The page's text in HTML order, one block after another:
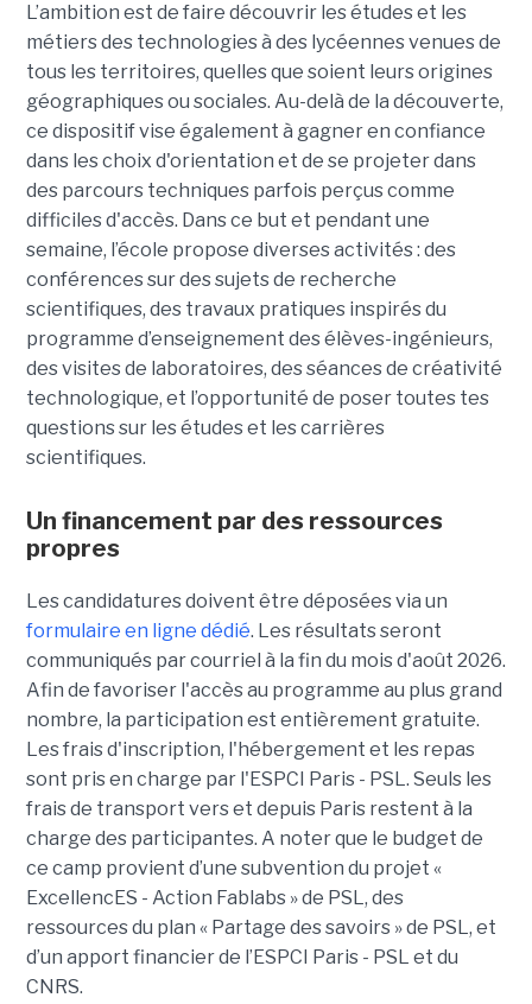
L’ambition est de faire découvrir les études et les
métiers des technologies à des lycéennes venues de
tous les territoires, quelles que soient leurs origines
géographiques ou sociales. Au-delà de la découverte,
ce dispositif vise également à gagner en confiance
dans les choix d'orientation et de se projeter dans
des parcours techniques parfois perçus comme
difficiles d'accès. Dans ce but et pendant une
semaine, l’école propose diverses activités : des
conférences sur des sujets de recherche
scientifiques, des travaux pratiques inspirés du
programme d’enseignement des élèves-ingénieurs,
des visites de laboratoires, des séances de créativité
technologique, et l’opportunité de poser toutes tes
questions sur les études et les carrières
scientifiques.
Un financement par des ressources
propres
Les candidatures doivent être déposées via un
formulaire en ligne dédié. Les résultats seront
communiqués par courriel à la fin du mois d'août 2026.
Afin de favoriser l'accès au programme au plus grand
nombre, la participation est entièrement gratuite.
Les frais d'inscription, l'hébergement et les repas
sont pris en charge par l'ESPCI Paris - PSL. Seuls les
frais de transport vers et depuis Paris restent à la
charge des participantes. A noter que le budget de
ce camp provient d’une subvention du projet «
ExcellencES - Action Fablabs » de PSL, des
ressources du plan « Partage des savoirs » de PSL, et
d’un apport financier de l’ESPCI Paris - PSL et du
CNRS.